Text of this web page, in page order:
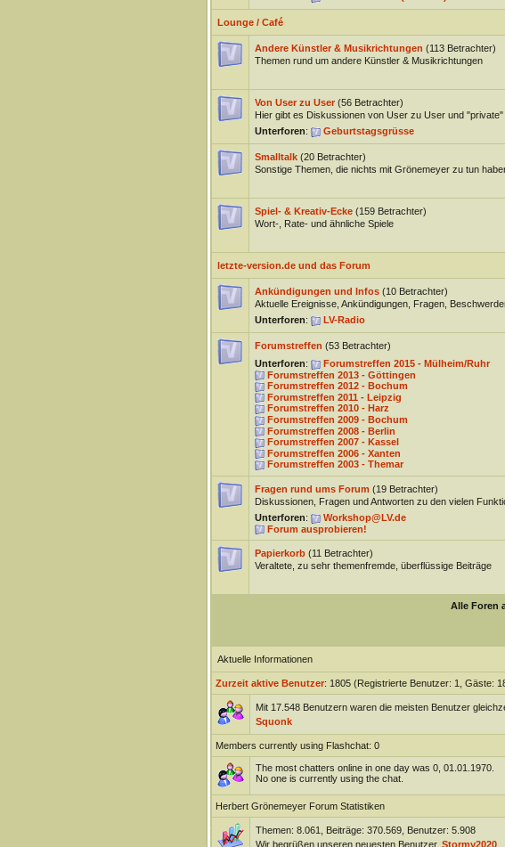
Lounge / Café
Andere Künstler & Musikrichtungen (113 Betrachter)
Themen rund um andere Künstler & Musikrichtungen
Von User zu User (56 Betrachter)
Hier gibt es Diskussionen von User zu User und
Unterforen: Geburtstagsgrüsse
Smalltalk (20 Betrachter)
Sonstige Themen, die nichts mit Grönemeyer zu tun
Spiel- & Kreativ-Ecke (159 Betrachter)
Wort-, Rate- und ähnliche Spiele
letzte-version.de und das Forum
Ankündigungen und Infos (10 Betrachter)
Aktuelle Ereignisse, Ankündigungen, Fragen,
Unterforen: LV-Radio
Forumstreffen (53 Betrachter)
Unterforen:
Forumstreffen 2015 - Mülheim/Ruhr
Forumstreffen 2013 - Göttingen
Forumstreffen 2012 - Bochum
Forumstreffen 2011 - Leipzig
Forumstreffen 2010 - Harz
Forumstreffen 2009 - Bochum
Forumstreffen 2008 - Berlin
Forumstreffen 2007 - Kassel
Forumstreffen 2006 - Xanten
Forumstreffen 2003 - Themar
Fragen rund ums Forum (19 Betrachter)
Diskussionen, Fragen und Antworten zu den vielen
Unterforen:
Workshop@LV.de
Forum ausprobieren!
Papierkorb (11 Betrachter)
Veraltete, zu sehr themenfremde, überflüssige Beiträge
Alle Foren
Aktuelle Informationen
Zurzeit aktive Benutzer: 1805 (Registrierte Benutzer: 1, Gäste:
Mit 17.548 Benutzern waren die meisten Benutzer
Squonk
Members currently using Flashchat: 0
The most chatters online in one day was 0, 01.01.1970.
No one is currently using the chat.
Herbert Grönemeyer Forum Statistiken
Themen: 8.061, Beiträge: 370.569, Benutzer: 5.908
Wir begrüßen unseren neuesten Benutzer, Stormy2020.